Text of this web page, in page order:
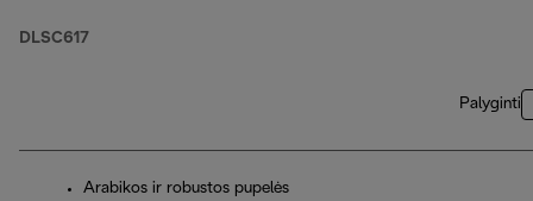
DLSC617
Palyginti
Arabikos ir robustos pupelės